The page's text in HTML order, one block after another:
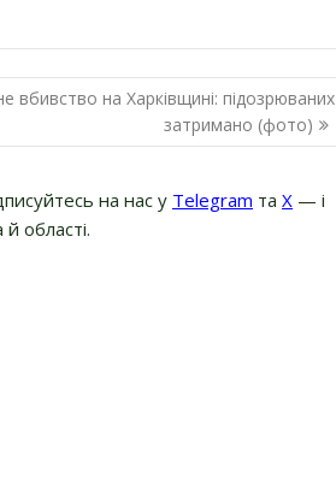
вбивство на Харківщині: підозрюваних
затримано (фото)
на нас у Telegram та Х — і
області.